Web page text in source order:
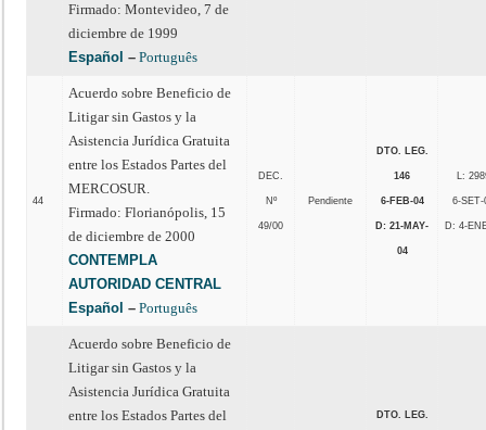
Firmado: Montevideo, 7 de
diciembre de 1999
Español – Português
44
Acuerdo sobre Beneficio de
Litigar sin Gastos y la
Asistencia Jurídica Gratuita
entre los Estados Partes del
MERCOSUR.
Firmado: Florianópolis, 15
de diciembre de 2000
CONTEMPLA
AUTORIDAD CENTRAL
Español – Português
DEC.
Nº
49/00
Pendiente
DTO. LEG.
146
6-FEB-04
D: 21-MAY-
04
L:
6-SET-
D: 4-
Acuerdo sobre Beneficio de
Litigar sin Gastos y la
Asistencia Jurídica Gratuita
entre los Estados Partes del
DTO. LEG.